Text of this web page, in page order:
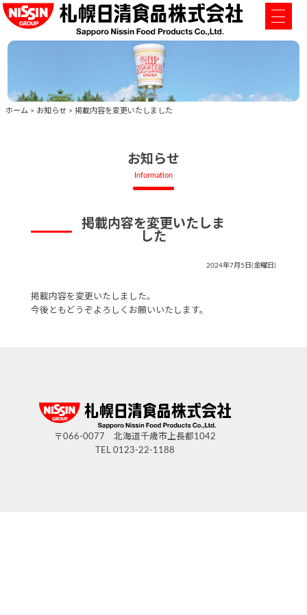
ホーム > お知らせ > 掲載内容を変更いたしました
お知らせ
Information
掲載内容を変更いたしま
した
2024年7月5日(金曜日)
掲載内容を変更いたしました。
今後ともどうぞよろしくお願いいたします。
〒066-0077 北海道千歳市上長都1042
TEL 0123-22-1188